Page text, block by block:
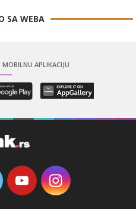
SA WEBA
APLIKACIJU